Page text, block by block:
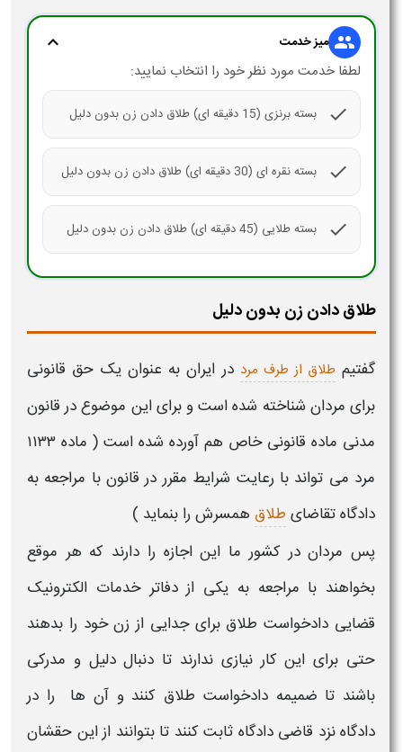
group میز خدمت expand_more
لطفا خدمت مورد نظر خود را انتخاب نمایید:
check بسته برنزی (15 دقیقه ای) طلاق دادن زن بدون دلیل
check بسته نقره ای (30 دقیقه ای) طلاق دادن زن بدون دلیل
check بسته طلایی (45 دقیقه ای) طلاق دادن زن بدون دلیل
طلاق دادن زن بدون دلیل
گفتیم طلاق از طرف مرد در ایران به عنوان یک حق قانونی
برای مردان شناخته شده است و برای این موضوع در قانون
مدنی ماده قانونی خاص هم آورده شده است ( ماده ۱۱۳۳
مرد می تواند با رعایت شرایط مقرر در قانون با مراجعه به
دادگاه تقاضای طلاق همسرش را بنماید )
پس مردان در کشور ما این اجازه را دارند که هر موقع
بخواهند با مراجعه به یکی از دفاتر خدمات الکترونیک
قضایی دادخواست طلاق برایجدایی از زنخود را بدهند
حتی برای این کار نیازی ندارند تا دنبالدلیل و مدرکی
باشند تا ضمیمه دادخواست طلاق کنند و آن ها را در
دادگاه نزد قاضی دادگاه ثابت کنند تا بتوانند از این حقشان